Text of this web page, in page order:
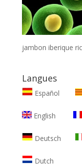
jambon iberique
Langues
Español
English
Deutsch
Dutch